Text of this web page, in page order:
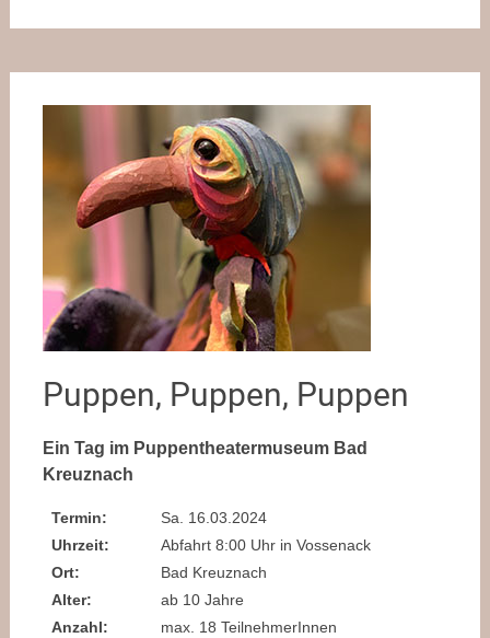
Puppen, Puppen, Puppen
Ein Tag im Puppentheatermuseum Bad
Kreuznach
Termin:
Sa. 16.03.2024
Uhrzeit:
Abfahrt 8:00 Uhr in Vossenack
Ort:
Bad Kreuznach
Alter:
ab 10 Jahre
Anzahl:
max. 18 TeilnehmerInnen